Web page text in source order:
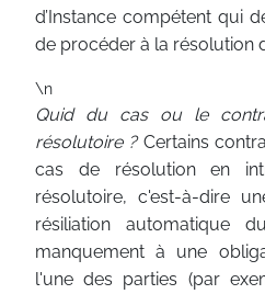
d’Instance compétent qui
de procéder à la résolution
\n
Quid du cas ou le
résolutoire ?Certains
cas de résolution en
résolutoire, c'est-à-dire
résiliation automatique
manquement à une
l'une des parties (par